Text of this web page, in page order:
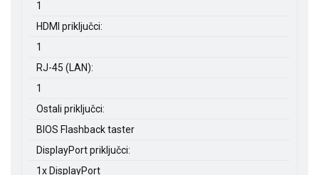
1
HDMI priključci:
1
RJ-45 (LAN):
1
Ostali priključci:
BIOS Flashback taster
DisplayPort priključci:
1x DisplayPort